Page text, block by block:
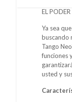
EL
Ya sea
buscando
Tango
funciones
usted y